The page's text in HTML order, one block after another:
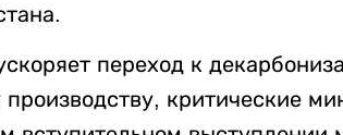
переход к
критические